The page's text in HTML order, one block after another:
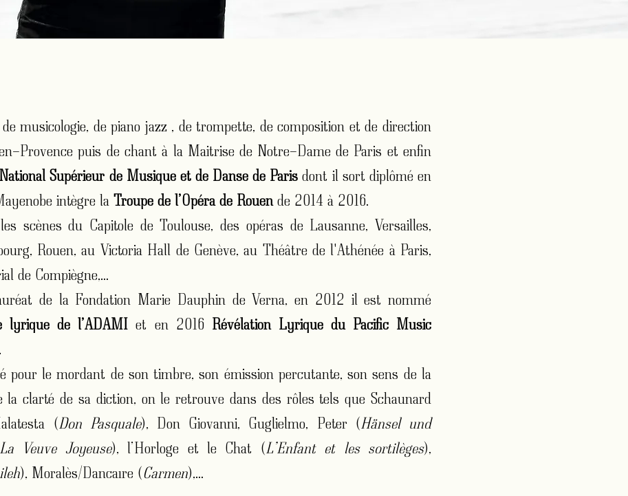
musicologie, de piano jazz , de trompette, de composition et de direction
Provence puis de chant à la Maitrise de Notre-Dame de Paris et enfin
Supérieur de Musique et de Danse de Paris dont il sort diplômé en
intègre la Troupe de l’Opéra de Rouen de 2014 à 2016.
scènes du Capitole de Toulouse, des opéras de Lausanne, Versailles,
Rouen, au Victoria Hall de Genève, au Théâtre de l'Athénée à Paris,
de Compiègne,…
de la Fondation Marie Dauphin de Verna, en 2012 il est nommé
lyrique de l’ADAMIet en 2016 Révélation Lyrique du Pacific Music
pour le mordant de son timbre, son émission percutante, son sens de la
la clarté de sa diction, on le retrouve dans des rôles tels que Schaunard
(Don Pasquale), Don Giovanni, Guglielmo, Peter (Hänsel und
La Veuve Joyeuse), l’Horloge et le Chat (L’Enfant et les sortilèges),
), Moralès/Dancaïre (Carmen),…